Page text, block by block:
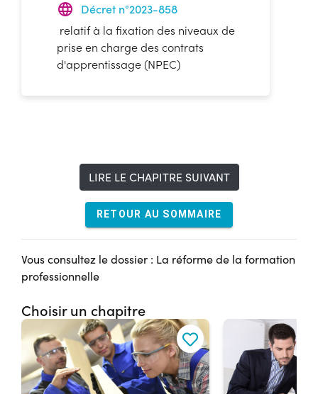
Décret n°2023-858
relatif à la fixation des niveaux de
prise en charge des contrats
d'apprentissage (NPEC)
LIRE LE CHAPITRE SUIVANT
RETOUR AU SOMMAIRE
Vous consultez le dossier : La réforme de la formation
professionnelle
Choisir un chapitre